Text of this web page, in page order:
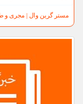
مستر گرین وال | مجری و